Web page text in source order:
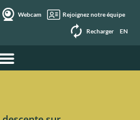
Webcam Rejoignez notre équipe
Recharger EN